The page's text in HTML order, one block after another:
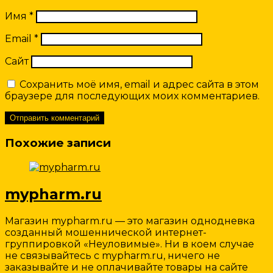
Имя *
Email *
Сайт
Сохранить моё имя, email и адрес сайта в этом
браузере для последующих моих комментариев.
Похожие записи
mypharm.ru
Магазин mypharm.ru — это магазин однодневка
созданный мошеннической интернет-
группировкой «Неуловимые». Ни в коем случае
не связывайтесь с mypharm.ru, ничего не
заказывайте и не оплачивайте товары на сайте